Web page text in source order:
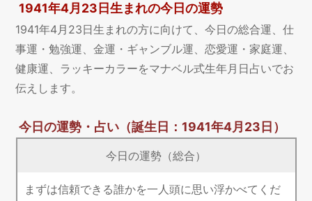
1941年4月23日生まれの今日の運勢
1941年4月23日生まれの方に向けて、今日の総合運、仕
事運・勉強運、金運・ギャンブル運、恋愛運・家庭運、
健康運、ラッキーカラーをマナベル式生年月日占いでお
伝えします。
今日の運勢・占い（誕生日：1941年4月23日）
今日の運勢（総合）
まずは信頼できる誰かを一人頭に思い浮かべてくだ